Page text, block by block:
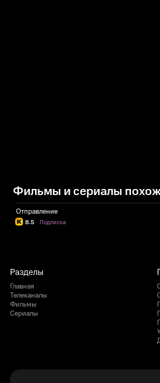
Фильмы и сериалы
Отправление
8.5 Подписка
·
Разделы
Главная
Телеканалы
Фильмы
Сериалы